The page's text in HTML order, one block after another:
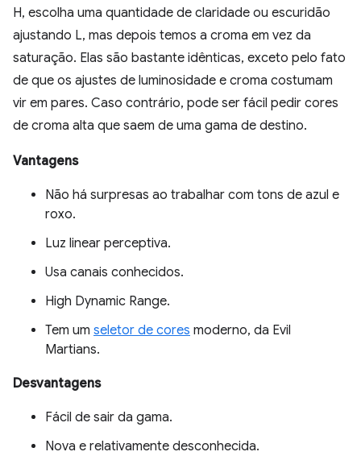
H, escolha uma quantidade de claridade ou escuridão
ajustando L, mas depois temos a croma em vez da
saturação. Elas são bastante idênticas, exceto pelo fato
de que os ajustes de luminosidade e croma costumam
vir em pares. Caso contrário, pode ser fácil pedir cores
de croma alta que saem de uma gama de destino.
Vantagens
Não há surpresas ao trabalhar com tons de azul e
roxo.
Luz linear perceptiva.
Usa canais conhecidos.
High Dynamic Range.
Tem um seletor de cores moderno, da Evil
Martians.
Desvantagens
Fácil de sair da gama.
Nova e relativamente desconhecida.